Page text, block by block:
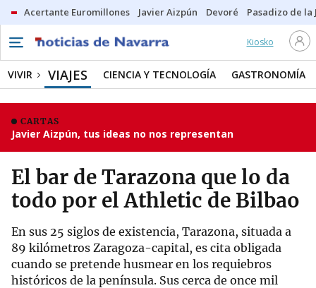
Acertante Euromillones Javier Aizpún Devoré Pasadizo de la
Kiosko
VIVIR VIAJES CIENCIA Y TECNOLOGÍA GASTRONOMÍA
CARTAS
Javier Aizpún, tus ideas no nos representan
El bar de Tarazona que lo da
todo por el Athletic de Bilbao
En sus 25 siglos de existencia, Tarazona, situada a
89 kilómetros Zaragoza-capital, es cita obligada
cuando se pretende husmear en los requiebros
históricos de la península. Sus cerca de once mil